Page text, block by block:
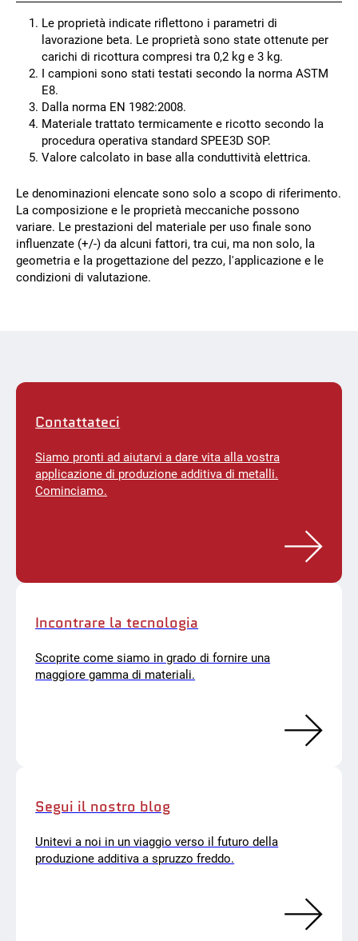
Le proprietà indicate riflettono i parametri di
lavorazione beta. Le proprietà sono state ottenute per
carichi di ricottura compresi tra 0,2 kg e 3 kg.
I campioni sono stati testati secondo la norma ASTM
E8.
Dalla norma EN 1982:2008.
Materiale trattato termicamente e ricotto secondo la
procedura operativa standard SPEE3D SOP.
Valore calcolato in base alla conduttività elettrica.
Le denominazioni elencate sono solo a scopo di riferimento.
La composizione e le proprietà meccaniche possono
variare. Le prestazioni del materiale per uso finale sono
influenzate (+/-) da alcuni fattori, tra cui, ma non solo, la
geometria e la progettazione del pezzo, l'applicazione e le
condizioni di valutazione.
Contattateci
Siamo pronti ad aiutarvi a dare vita alla vostra
applicazione di produzione additiva di metalli.
Cominciamo.
Incontrare la tecnologia
Scoprite come siamo in grado di fornire una
maggiore gamma di materiali.
Segui il nostro blog
Unitevi a noi in un viaggio verso il futuro della
produzione additiva a spruzzo freddo.